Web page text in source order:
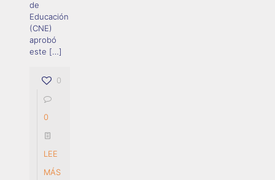
de
Educación
(CNE)
aprobó
este […]
0
0
LEE
MÁS